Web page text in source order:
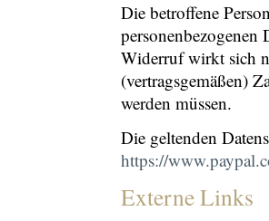
Die betroffene
personenbezogenen
Widerruf wirkt sich
(vertragsgemäßen)
werden müssen.
Die geltenden
https://
Externe Links